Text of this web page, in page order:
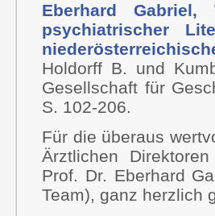
Eberhard
psychiatrischer
Holdorff B. und
Gesellschaft für
S. 102-206.
Für die überaus
Ärztlichen
Prof. Dr. Eberhard
Team), ganz herzlich